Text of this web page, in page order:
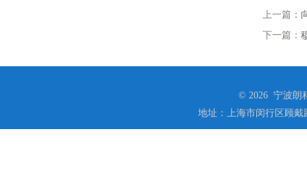
上一篇：
下一篇：
© 2026 宁波朗
地址：上海市闵行区顾